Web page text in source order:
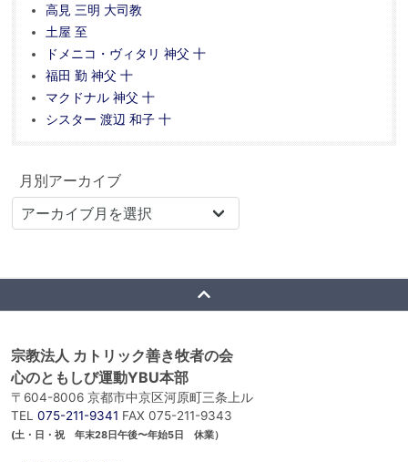
高見 三明 大司教
土屋 至
ドメニコ・ヴィタリ 神父 十
福田 勤 神父 十
マクドナル 神父 十
シスター 渡辺 和子 十
月別アーカイブ
宗教法人 カトリック善き牧者の会
心のともしび運動YBU本部
〒604-8006 京都市中京区河原町三条上ル
TEL 075-211-9341 FAX 075-211-9343
(土・日・祝 年末28日午後〜年始5日 休業）